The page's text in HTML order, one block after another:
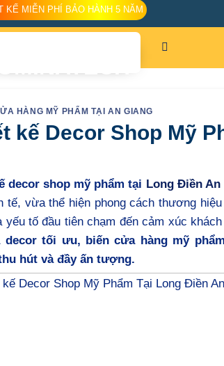
KẾ MIỄN PHÍ BẢO HÀNH 5 NĂM
HÀNG MỸ PHẨM TẠI AN GIANG
kế Decor Shop Mỹ
decor shop mỹ phẩm tại Long Điền An
tế, vừa thể hiện phong cách thương
yếu tố đầu tiên chạm đến cảm xúc khách
decor tối ưu, biến cửa hàng mỹ
hút và đầy ấn tượng.